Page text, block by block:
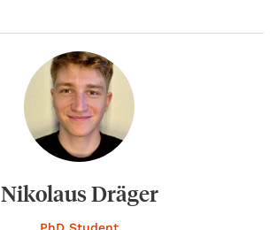
Nikolaus Dräger